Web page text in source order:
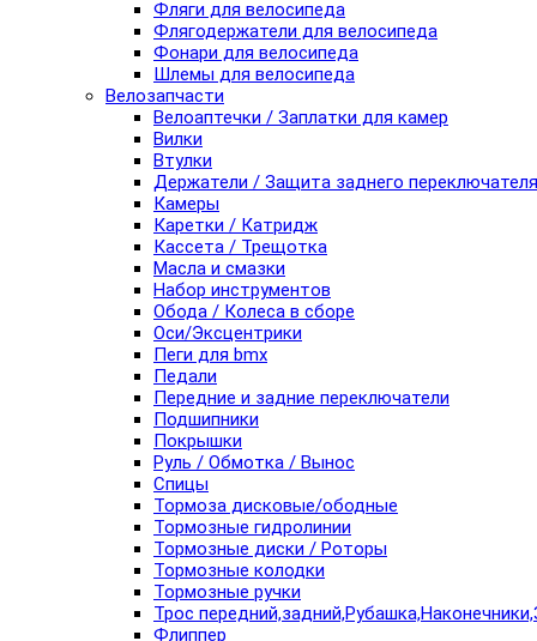
Фляги для велосипеда
Флягодержатели для велосипеда
Фонари для велосипеда
Шлемы для велосипеда
Велозапчасти
Велоаптечки / Заплатки для камер
Вилки
Втулки
Держатели / Защита заднего переключателя
Камеры
Каретки / Катридж
Кассета / Трещотка
Масла и смазки
Набор инструментов
Обода / Колеса в сборе
Оси/Эксцентрики
Пеги для bmx
Педали
Передние и задние переключатели
Подшипники
Покрышки
Руль / Обмотка / Вынос
Спицы
Тормоза дисковые/ободные
Тормозные гидролинии
Тормозные диски / Роторы
Тормозные колодки
Тормозные ручки
Трос
Флиппер